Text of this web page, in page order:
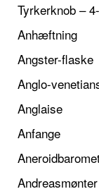
Tyrkerknob –
Anhæftning
Angster-flaske
Anglo-
Anglaise
Anfange
Andreasmønter